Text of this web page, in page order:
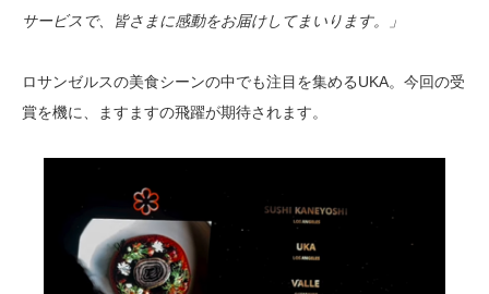
サービスで、皆さまに感動をお届けしてまいります。」
ロサンゼルスの美食シーンの中でも注目を集めるUKA。今回の受
賞を機に、ますますの飛躍が期待されます。